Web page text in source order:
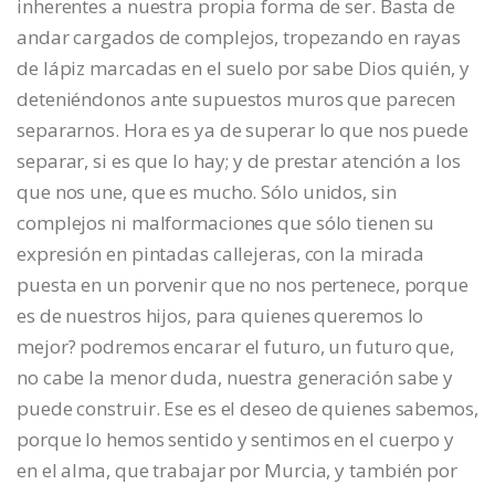
inherentes a nuestra propia forma de ser. Basta de
andar cargados de complejos, tropezando en rayas
de lápiz marcadas en el suelo por sabe Dios quién, y
deteniéndonos ante supuestos muros que parecen
separarnos. Hora es ya de superar lo que nos puede
separar, si es que lo hay; y de prestar atención a los
que nos une, que es mucho. Sólo unidos, sin
complejos ni malformaciones que sólo tienen su
expresión en pintadas callejeras, con la mirada
puesta en un porvenir que no nos pertenece, porque
es de nuestros hijos, para quienes queremos lo
mejor? podremos encarar el futuro, un futuro que,
no cabe la menor duda, nuestra generación sabe y
puede construir. Ese es el deseo de quienes sabemos,
porque lo hemos sentido y sentimos en el cuerpo y
en el alma, que trabajar por Murcia, y también por